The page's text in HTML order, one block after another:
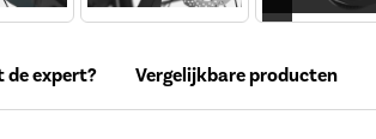
expert? Vergelijkbare producten